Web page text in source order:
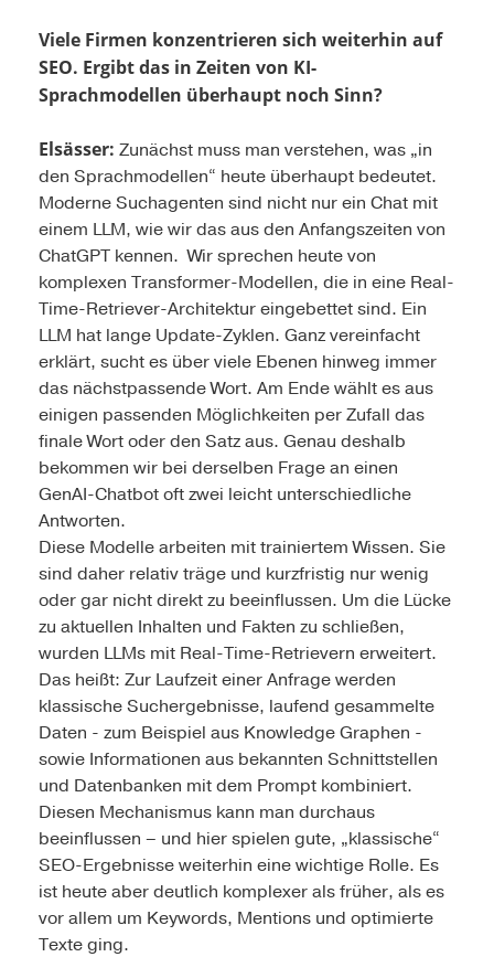
Viele Firmen konzentrieren sich weiterhin auf
SEO. Ergibt das in Zeiten von KI-
Sprachmodellen überhaupt noch Sinn?
Elsässer: Zunächst muss man verstehen, was „in
den Sprachmodellen“ heute überhaupt bedeutet.
Moderne Suchagenten sind nicht nur ein Chat mit
einem LLM, wie wir das aus den Anfangszeiten von
ChatGPT kennen. Wir sprechen heute von
komplexen Transformer-Modellen, die in eine Real-
Time-Retriever-Architektur eingebettet sind. Ein
LLM hat lange Update-Zyklen. Ganz vereinfacht
erklärt, sucht es über viele Ebenen hinweg immer
das nächstpassende Wort. Am Ende wählt es aus
einigen passenden Möglichkeiten per Zufall das
finale Wort oder den Satz aus. Genau deshalb
bekommen wir bei derselben Frage an einen
GenAI-Chatbot oft zwei leicht unterschiedliche
Antworten.
Diese Modelle arbeiten mit trainiertem Wissen. Sie
sind daher relativ träge und kurzfristig nur wenig
oder gar nicht direkt zu beeinflussen. Um die Lücke
zu aktuellen Inhalten und Fakten zu schließen,
wurden LLMs mit Real-Time-Retrievern erweitert.
Das heißt: Zur Laufzeit einer Anfrage werden
klassische Suchergebnisse, laufend gesammelte
Daten - zum Beispiel aus Knowledge Graphen -
sowie Informationen aus bekannten Schnittstellen
und Datenbanken mit dem Prompt kombiniert.
Diesen Mechanismus kann man durchaus
beeinflussen – und hier spielen gute, „klassische“
SEO-Ergebnisse weiterhin eine wichtige Rolle. Es
ist heute aber deutlich komplexer als früher, als es
vor allem um Keywords, Mentions und optimierte
Texte ging.